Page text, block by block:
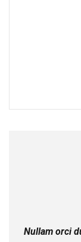
Nullam orci